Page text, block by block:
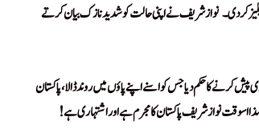
کر دی۔! نوازشریف نے اپنی حالت کو شدید نازک بیان کرتے
کا حکم دیا جس کو اسنے اپنے پاؤں میں روند ڈالا، پاکستان
اسوقت نوازشریف پاکستان کا مجرم ہے اور اشتہاری ہے!